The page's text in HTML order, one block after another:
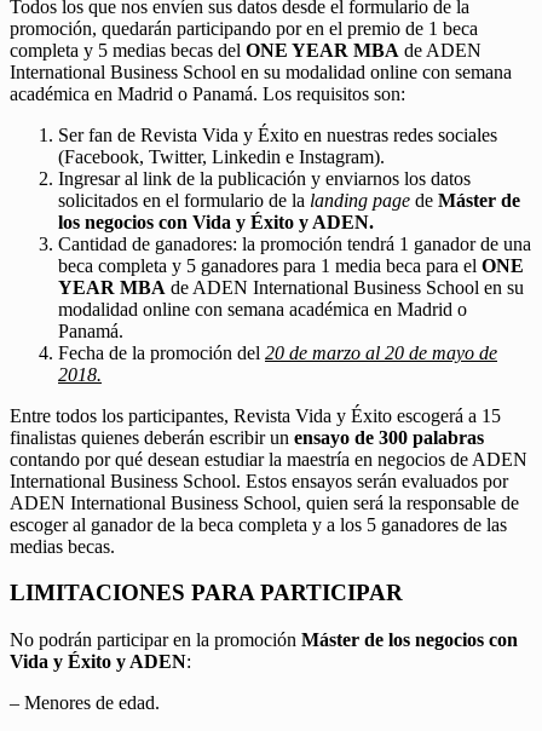
Todos los que nos envíen sus datos desde el formulario de la
promoción, quedarán participando por en el premio de 1 beca
completa y 5 medias becas del ONE YEAR MBA de ADEN
International Business School en su modalidad online con semana
académica en Madrid o Panamá. Los requisitos son:
Ser fan de Revista Vida y Éxito en nuestras redes sociales
(Facebook, Twitter, Linkedin e Instagram).
Ingresar al link de la publicación y enviarnos los datos
solicitados en el formulario de la landing page de Máster de
los negocios con Vida y Éxito y ADEN.
Cantidad de ganadores: la promoción tendrá 1 ganador de una
beca completa y 5 ganadores para 1 media beca para el ONE
YEAR MBA de ADEN International Business School en su
modalidad online con semana académica en Madrid o
Panamá.
Fecha de la promoción del 20 de marzo al 20 de mayo de
2018.
Entre todos los participantes, Revista Vida y Éxito escogerá a 15
finalistas quienes deberán escribir un ensayo de 300 palabras
contando por qué desean estudiar la maestría en negocios de ADEN
International Business School. Estos ensayos serán evaluados por
ADEN International Business School, quien será la responsable de
escoger al ganador de la beca completa y a los 5 ganadores de las
medias becas.
LIMITACIONES PARA PARTICIPAR
No podrán participar en la promoción Máster de los negocios con
Vida y Éxito y ADEN:
– Menores de edad.